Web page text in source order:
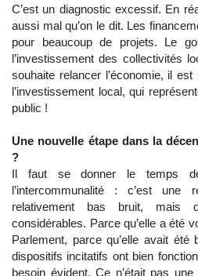
C’est un diagnostic excessif. En
aussi mal qu’on le dit. Les
pour beaucoup de projets. Le
l’investissement des collectivités
souhaite relancer l’économie, il
l’investissement local, qui
public !
Une nouvelle étape dans la
?
Il faut se donner le temps
l’intercommunalité : c’est
relativement bas bruit,
considérables. Parce qu’elle a été
Parlement, parce qu’elle avait été
dispositifs incitatifs ont bien
besoin évident. Ce n’était pas